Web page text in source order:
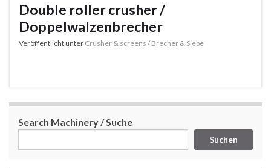
Double roller crusher /
Doppelwalzenbrecher
Veröffentlicht unter Crusher & screens / Brecher & Siebe
Search Machinery / Suche
Suchen